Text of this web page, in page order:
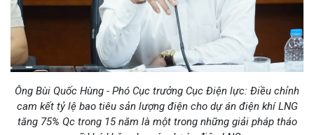
Ông Bùi Quốc Hùng - Phó Cục trưởng Cục Điện lực: Điều chỉnh
cam kết tỷ lệ bao tiêu sản lượng điện cho dự án điện khí LNG
tăng 75% Qc trong 15 năm là một trong những giải pháp tháo